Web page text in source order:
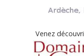
Venez